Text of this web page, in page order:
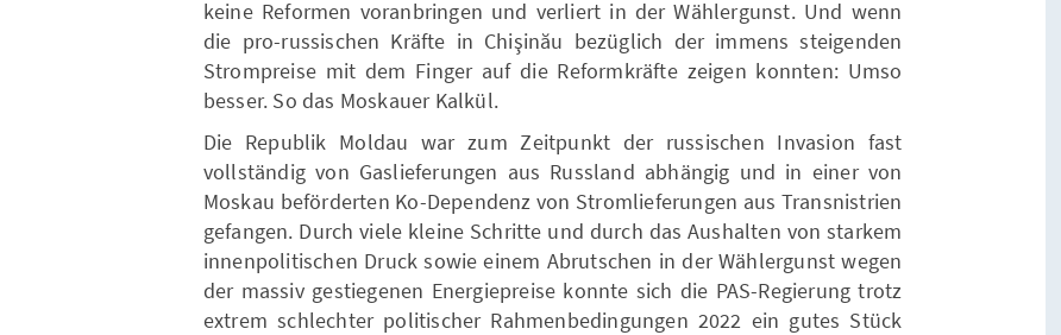
keine Reformen voranbringen und verliert in der Wählergunst. Und wenn
die pro-russischen Kräfte in Chişinău bezüglich der immens steigenden
Strompreise mit dem Finger auf die Reformkräfte zeigen konnten: Umso
besser. So das Moskauer Kalkül.
Die Republik Moldau war zum Zeitpunkt der russischen Invasion fast
vollständig von Gaslieferungen aus Russland abhängig und in einer von
Moskau beförderten Ko-Dependenz von Stromlieferungen aus Transnistrien
gefangen. Durch viele kleine Schritte und durch das Aushalten von starkem
innenpolitischen Druck sowie einem Abrutschen in der Wählergunst wegen
der massiv gestiegenen Energiepreise konnte sich die PAS-Regierung trotz
extrem schlechter politischer Rahmenbedingungen 2022 ein gutes Stück